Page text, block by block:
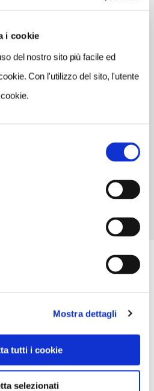
i cookie
del nostro sito più facile ed
Con l'utilizzo del sito, l'utente
Mostra dettagli
tutti i cookie
selezionati